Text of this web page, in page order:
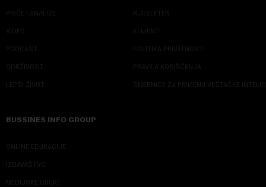
PRIČE I ANALIZE
VIDEO
PODCAST
ODRŽIVOST
LEPŠI ŽIVOT
NJUZLETER
KLIJENTI
POLITIKA PRIVATNOSTI
PRAVILA KORIŠĆENJA
SMERNICE ZA PRIMENU VEŠTAČKE
BUSSINES INFO GROUP
ONLINE EDUKACIJE
IZDAVAŠTVO
MEDIJSKE OBUKE